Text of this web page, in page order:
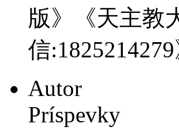
版》《天主教
信
Autor
Príspevky